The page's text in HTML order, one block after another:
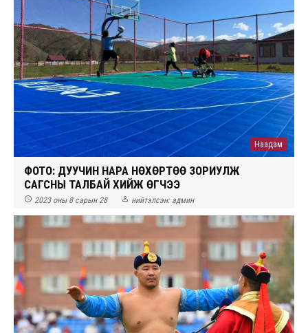
Наадам
ФОТО: ДУУЧИН НАРА НӨХӨРТӨӨ ЗОРИУЛЖ
САГСНЫ ТАЛБАЙ ХИЙЖ ӨГЧЭЭ
 2023 оны 8 сарын 28  нийтэлсэн: админ